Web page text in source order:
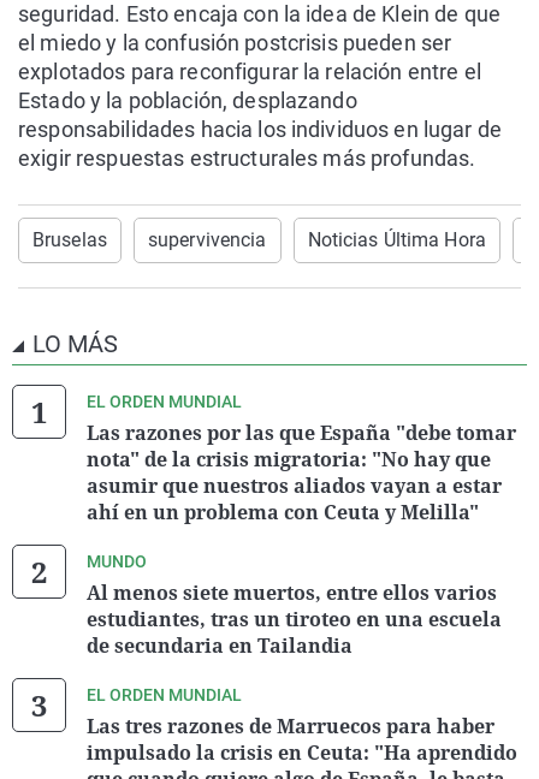
seguridad. Esto encaja con la idea de Klein de que
el miedo y la confusión postcrisis pueden ser
explotados para reconfigurar la relación entre el
Estado y la población, desplazando
responsabilidades hacia los individuos en lugar de
exigir respuestas estructurales más profundas.
Bruselas supervivencia Noticias Última Hora
LO MÁS
EL ORDEN MUNDIAL
Las razones por las que España "debe tomar
nota" de la crisis migratoria: "No hay que
asumir que nuestros aliados vayan a estar
ahí en un problema con Ceuta y Melilla"
MUNDO
Al menos siete muertos, entre ellos varios
estudiantes, tras un tiroteo en una escuela
de secundaria en Tailandia
EL ORDEN MUNDIAL
Las tres razones de Marruecos para haber
impulsado la crisis en Ceuta: "Ha aprendido